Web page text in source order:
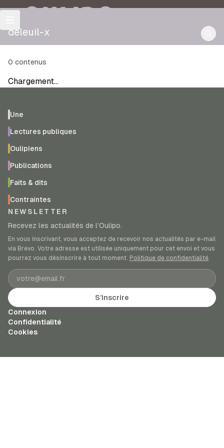
OULIPO
deleuil-x
0 contenus
Chargement…
Une
Lectures publiques
Oulipiens
Publications
Faits & dits
Contraintes
NEWSLETTER
Recevez les actualités de l’Oulipo.
En vous inscrivant, vous acceptez de recevoir nos actualités par e-mail
via Brevo. Votre adresse est utilisée uniquement pour cet envoi et vous
pourrez vous désinscrire à tout moment. Politique de confidentialité.
Adresse e-mail
S’inscrire
Connexion
Confidentialité
Cookies